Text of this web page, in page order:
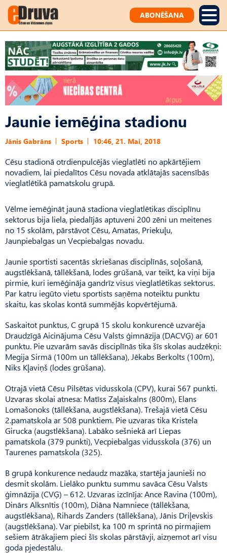
ABONĒŠANA
Jaunie iemēģina stadionu
Jānis Gabrāns Sports 10:46, 21. Mai, 2018
Cēsu stadionā otrdienpulcējās vieglatlēti no apkārtējiem
novadiem, lai piedalītos Cēsu novada atklātajās sacensībās
vieglatlētikā pamatskolu grupā.
Vēlme iemēģināt jaunā stadiona vieglatlētikas disciplīnu
sektorus bija liela, piedalījās aptuveni 200 zēni un meitenes
no 15 skolām, pārstāvot Cēsu, Amatas, Priekuļu,
Jaunpiebalgas un Vecpiebalgas novadu.
Jaunie sportisti sacentās skriešanas disciplīnās, soļošanā,
augstlēkšanā, tāllēkšanā, lodes grūšanā, var teikt, ka viņi bija
pirmie, kuri iemēģināja gandrīz visus vieglatlētikas sektorus.
Par katru iegūto vietu sportists saņēma noteiktu punktu
skaitu, kas skolas kontā summējās kopvērtējumā.
Saskaitot punktus, C grupā 15 skolu konkurencē uzvarēja
Draudzīgā Aicinājuma Cēsu Valsts ģimnāzija (DACVĢ) ar 601
punktu. Pie uzvarām savās disciplīnās tika šīs skolas audzēkņi:
Megija Sirmā (100m un tāllēkšana), Jēkabs Berkolts (100m),
Niks Kļaviņš (lodes grūšana).
Otrajā vietā Cēsu Pilsētas vidusskola (CPV), kurai 567 punkti.
Uzvaras skolai atnesa: Matīss Zaļaiskalns (800m), Elans
Lomašonoks (tāllēkšana, augstlēkšana). Trešajā vietā Cēsu
2.pamatskola ar 508 punktiem. Pie uzvaras tika Kristela
Girucka (augstlēkšana). Labāko sešniekā arī Liepas
pamatskola (379 punkti), Vecpiebalgas vidusskola (376) un
Taurenes pamatskola (325).
B grupā konkurence nedaudz mazāka, startēja jaunieši no
desmit skolām. Lielāko punktu summu savāca Cēsu Valsts
ģimnāzija (CVĢ) – 612. Uzvaras izcīnīja: Ance Ravina (100m),
Dinārs Alksnītis (100m), Diāna Namniece (tāllēkšana,
augstlēkšana), Rihards Zanders (tāllēkšana), Jānis Driļevskis
(augstlēkšana). Var piebilst, ka 100 m sprintā no pirmajiem
sešiem ātrākajiem pieci šīs skolas pārstāvji, aizņemot arī visu
goda pjedestālu.